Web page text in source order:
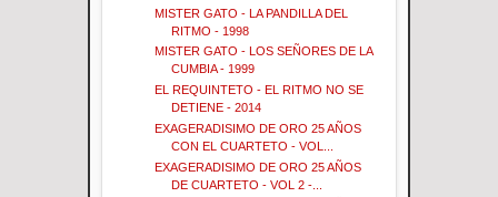
MISTER GATO - LA PANDILLA DEL
RITMO - 1998
MISTER GATO - LOS SEÑORES DE LA
CUMBIA - 1999
EL REQUINTETO - EL RITMO NO SE
DETIENE - 2014
EXAGERADISIMO DE ORO 25 AÑOS
CON EL CUARTETO - VOL...
EXAGERADISIMO DE ORO 25 AÑOS
DE CUARTETO - VOL 2 -...